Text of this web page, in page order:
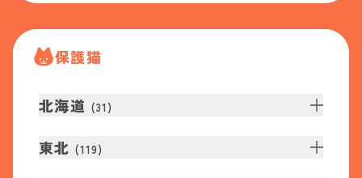
保護猫
北海道 (31 )
東北 (119)